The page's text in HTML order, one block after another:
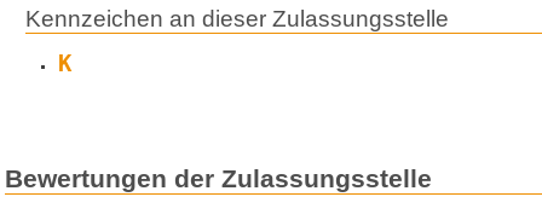
Kennzeichen an dieser Zulassungsstelle
K
Bewertungen der Zulassungsstelle